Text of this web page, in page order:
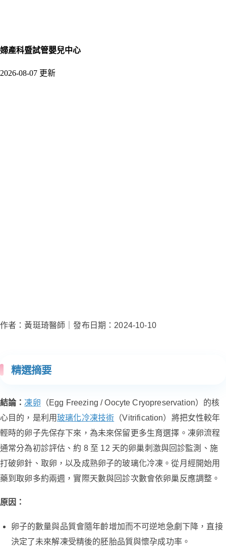
婦產科暨試管嬰兒中心
2026-08-07 更新
作者：黃珽琦醫師｜發布日期：2024-10-10
精選摘要
結論：凍卵 （Egg Freezing / Oocyte Cryopreservation）的核
心目的，是利用玻璃化冷凍技術 （Vitrification）將把女性較年
輕時的卵子先保存下來，為未來保留更多生育選擇。凍卵流程
通常分為初診評估、約 8 至 12 天的卵巢刺激與回診監測、施
打破卵針、取卵，以及成熟卵子的玻璃化冷凍。從月經開始用
藥到取卵多約兩週，實際天數與回診次數會依卵巢反應調整。
原因：
卵子的數量與品質會隨年齡增加而不可逆地急劇下降，直接
決定了未來解凍受精後的胚胎品質與懷孕成功率。